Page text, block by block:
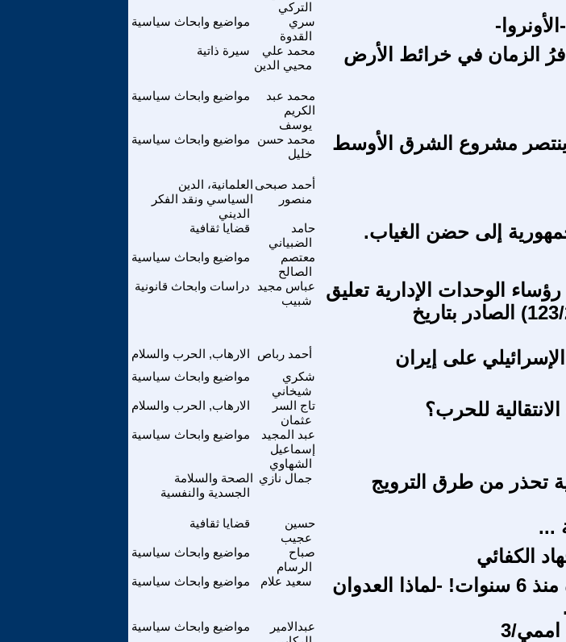
التركي
مواضيع وابحاث سياسية
سري
القدوة
سيرة ذاتية
محمد علي
محيي الدين
الزمان في خرائط الأرض
مواضيع وابحاث سياسية
محمد عبد
الكريم
يوسف
مواضيع وابحاث سياسية
محمد حسن
خليل
مشروع الشرق الأوسط
العلمانية، الدين
السياسي ونقد الفكر
الديني
أحمد صبحى
منصور
قضايا ثقافية
حامد
الضبياني
إلى حضن الغياب.
مواضيع وابحاث سياسية
معتصم
الصالح
دراسات وابحاث قانونية
عباس مجيد
شبيب
الوحدات الإدارية تعليق
على قرار مجلس الدولة (123/2024) الصادر بتاريخ
الارهاب, الحرب والسلام أحمد رباص على إيران
مواضيع وابحاث سياسية
شكري
شيخاني
الارهاب, الحرب والسلام
تاج السر
عثمان
للحرب؟
مواضيع وابحاث سياسية
عبد المجيد
إسماعيل
الشهاوي
الصحة والسلامة
الجسدية والنفسية
جمال نازي
تحذر من طرق الترويج
قضايا ثقافية
حسين
عجيب
...
مواضيع وابحاث سياسية
صباح
الرسام
الكفائي
مواضيع وابحاث سياسية سعيد علام
فيسبوكيات .. وحدث ما توقعناه منذ 6 سنوات! -لماذا العدوان
مواضيع وابحاث سياسية
عبدالامير
اممي/3